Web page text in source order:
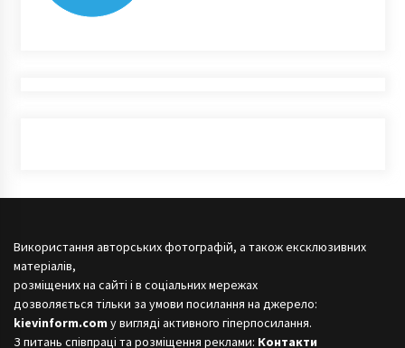
Використання авторських фотографій, а також ексклюзивних
матеріалів,
розміщених на сайті і в соціальних мережах
дозволяється тільки за умови посилання на джерело:
kievinform.com у вигляді активного гіперпосилання.
З питань співпраці та розміщення реклами: Контакти